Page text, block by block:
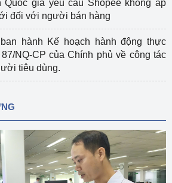
Quốc gia yêu cầu Shopee không áp
đối với người bán hàng
hành Kế hoạch hành động thực
NQ-CP của Chính phủ về công tác
tiêu dùng.